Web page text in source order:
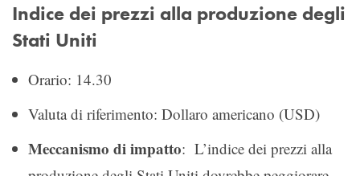
Indice dei prezzi alla produzione degli
Stati Uniti
Orario: 14.30
Valuta di riferimento: Dollaro americano (USD)
Meccanismo di impatto: L’indice dei prezzi alla